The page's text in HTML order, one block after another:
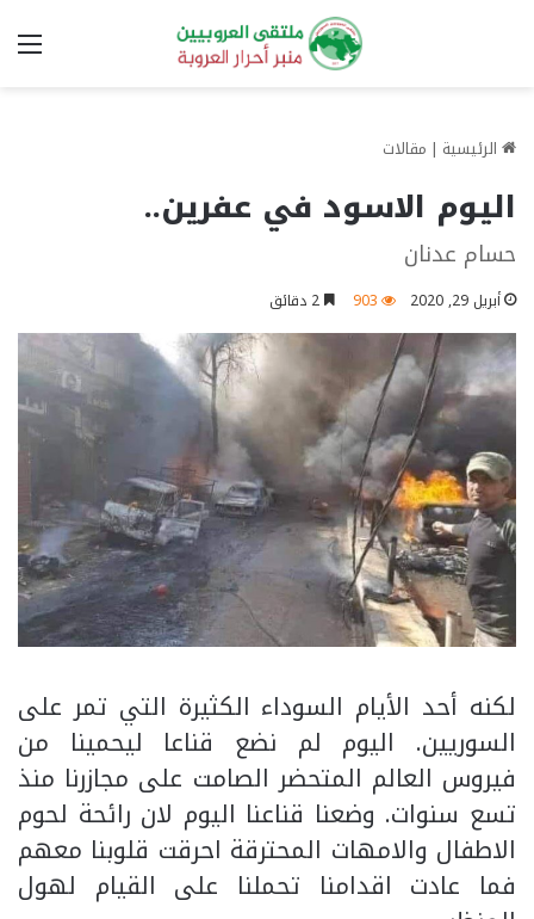
الرئيسية | مقالات
اليوم الاسود في عفرين..
حسام عدنان
أبريل 29, 2020 903
لكنه أحد الأيام السوداء الكثيرة التي تمر على
السوريين. اليوم لم نضع قناعا ليحمينا من
فيروس العالم المتحضر الصامت على مجازرنا منذ
تسع سنوات. وضعنا قناعنا اليوم لان رائحة لحوم
الاطفال والامهات المحترقة احرقت قلوبنا معهم
فما عادت اقدامنا تحملنا على القيام لهول